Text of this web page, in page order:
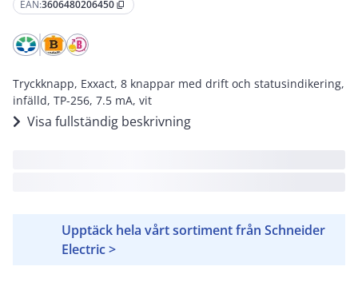
EAN:3606480206450 content_copy
Tryckknapp, Exxact, 8 knappar med drift och statusindikering,
infälld, TP-256, 7.5 mA, vit
Visa fullständig beskrivning
Upptäck hela vårt sortiment från Schneider
Electric >